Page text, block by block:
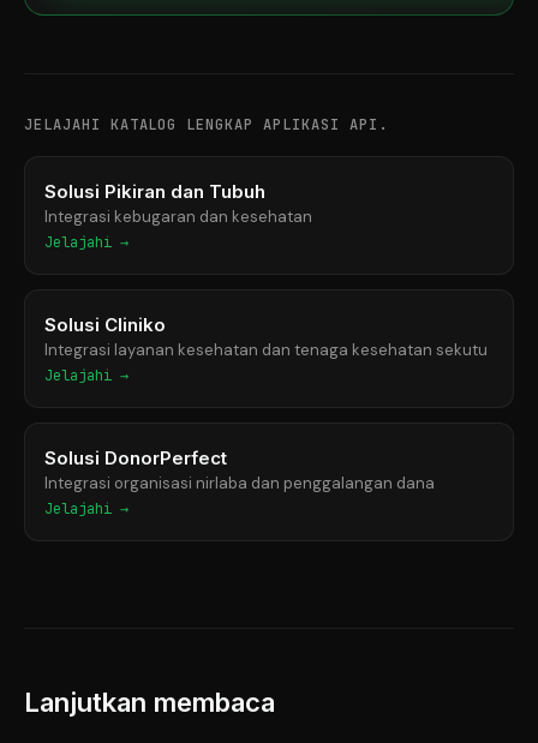
JELAJAHI KATALOG LENGKAP APLIKASI API.
Solusi Pikiran dan Tubuh
Integrasi kebugaran dan kesehatan
Jelajahi →
Solusi Cliniko
Integrasi layanan kesehatan dan tenaga kesehatan sekutu
Jelajahi →
Solusi DonorPerfect
Integrasi organisasi nirlaba dan penggalangan dana
Jelajahi →
Lanjutkan membaca